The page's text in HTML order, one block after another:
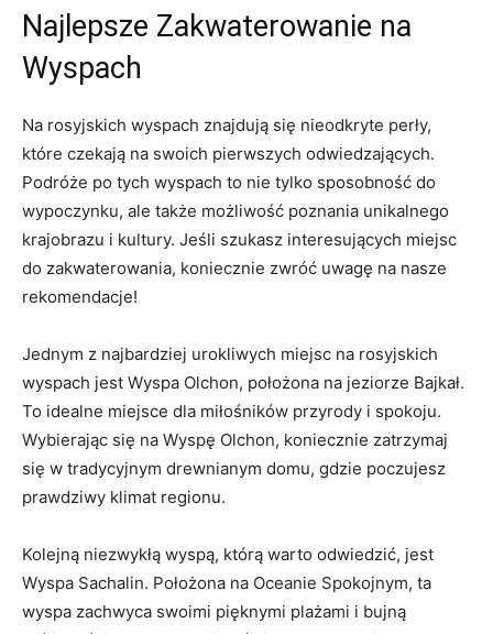
Najlepsze⁢ Zakwaterowanie na
Wyspach
Na rosyjskich ⁢wyspach znajdują się nieodkryte⁤ perły,
które ⁣czekają na swoich pierwszych odwiedzających.
‌Podróże⁢ po tych wyspach ⁤to nie ‌tylko sposobność do
wypoczynku,‍ ale także⁢ możliwość poznania⁢ unikalnego
krajobrazu i kultury. Jeśli szukasz⁤ interesujących miejsc​
do zakwaterowania, koniecznie zwróć⁤ uwagę na ​nasze
rekomendacje!
Jednym⁣ z najbardziej urokliwych miejsc na rosyjskich
wyspach jest ⁤Wyspa Olchon, położona na jeziorze Bajkał.
To⁤ idealne miejsce dla miłośników przyrody i⁣ spokoju.
Wybierając się na Wyspę Olchon, koniecznie zatrzymaj
się w tradycyjnym⁤ drewnianym domu, gdzie poczujesz
prawdziwy klimat regionu.
Kolejną niezwykłą wyspą, którą‌ warto odwiedzić, jest⁤
Wyspa ‍Sachalin. Położona na Oceanie Spokojnym,‌ ta
wyspa zachwyca swoimi pięknymi⁤ plażami i bujną